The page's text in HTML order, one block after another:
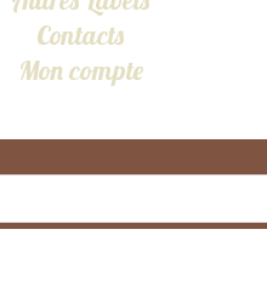
Contacts
Mon compte